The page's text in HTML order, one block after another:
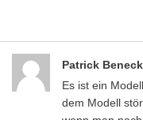
Patrick
Es ist ein
dem Modell